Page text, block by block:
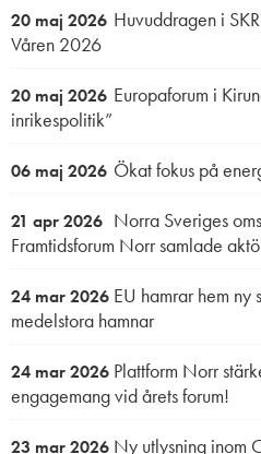
20 maj 2026 Huvuddragen i
Våren 2026
20 maj 2026 Europaforum i
inrikespolitik”
06 maj 2026 Ökat fokus på
21 apr 2026 Norra Sveriges
Framtidsforum Norr samlade
24 mar 2026 EU hamrar hem ny
medelstora hamnar
24 mar 2026 Plattform Norr
engagemang vid årets forum!
23 mar 2026 Ny utlysning inom